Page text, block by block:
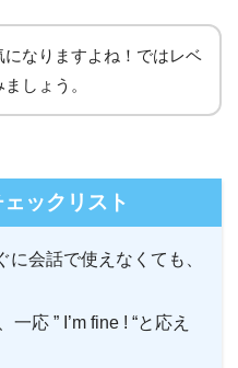
なりますよね！ではレベ
しょう。
ックリスト
会話で使えなくても、
応 ” I’m fine ! “と応え